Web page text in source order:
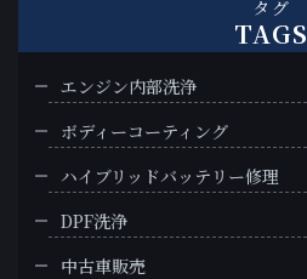
タグ
TAGS
エンジン内部洗浄
ボディーコーティング
ハイブリッドバッテリー修理
DPF洗浄
中古車販売